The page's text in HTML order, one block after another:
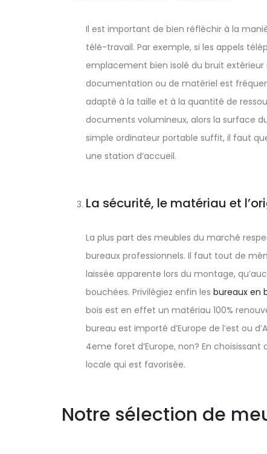
Il est important de bien réfléchir à la
télé-travail. Par exemple, si les appels
emplacement bien isolé du bruit extérieur
documentation ou de matériel est
adapté à la taille et à la quantité de
documents volumineux, alors la surface
simple ordinateur portable suffit, il faut
une station d’accueil.
La sécurité, le matériau et
La plus part des meubles du marché
bureaux professionnels. Il faut tout de
laissée apparente lors du montage,
bouchées. Privilégiez enfin les bureaux en
bois est en effet un matériau 100%
bureau est importé d’Europe de l’est ou
4eme foret d’Europe, non? En
locale qui est favorisée.
Notre sélection de